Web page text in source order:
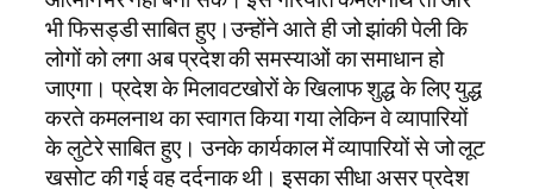
भी फिसड्डी साबित हुए।उन्होंने आते ही जो झांकी पेली कि
लोगों को लगा अब प्रदेश की समस्याओं का समाधान हो
जाएगा। प्रदेश के मिलावटखोरों के खिलाफ शुद्ध के लिए युद्ध
करते कमलनाथ का स्वागत किया गया लेकिन वे व्यापारियों
के लुटेरे साबित हुए। उनके कार्यकाल में व्यापारियों से जो लूट
खसोट की गई वह दर्दनाक थी। इसका सीधा असर प्रदेश